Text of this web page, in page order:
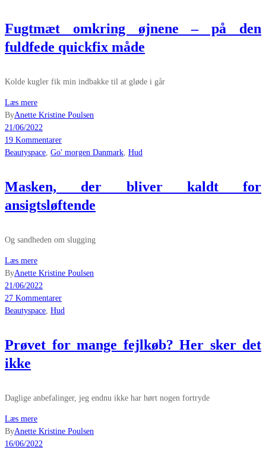
Fugtmæt omkring øjnene – på den
fuldfede quickfix måde
Kolde kugler fik min indbakke til at gløde i går
Læs mere
ByAnette Kristine Poulsen
21/06/2022
19 Kommentarer
Beautyspace, Go' morgen Danmark, Hud
Masken, der bliver kaldt for
ansigtsløftende
Og sandheden om slugging
Læs mere
ByAnette Kristine Poulsen
21/06/2022
27 Kommentarer
Beautyspace Hud
Prøvet for mange fejlkøb? Her sker det
ikke
Daglige anbefalinger, jeg endnu ikke har hørt nogen fortryde
Læs mere
ByAnette Kristine Poulsen
16/06/2022